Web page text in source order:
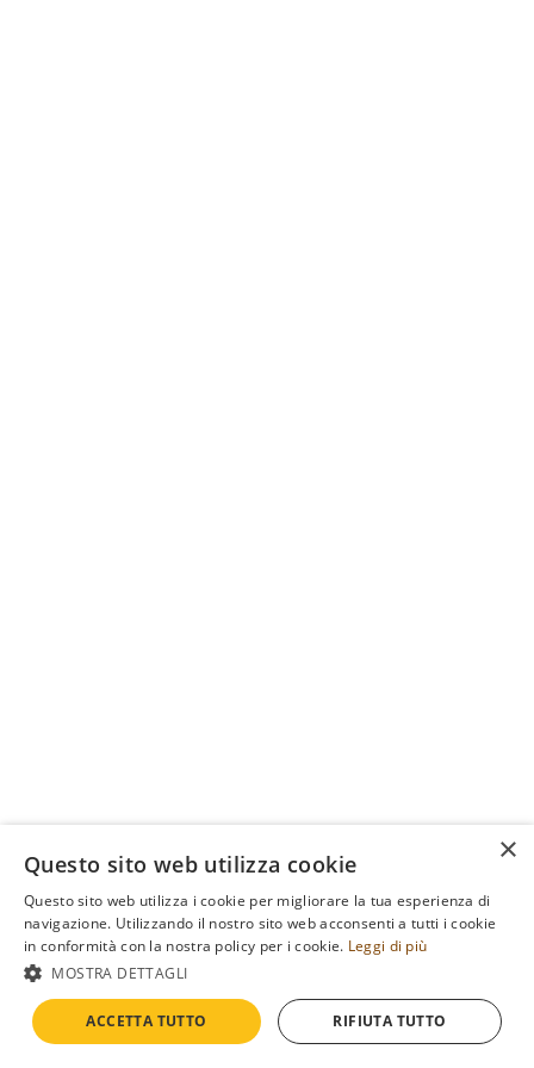
×
Questo sito web utilizza cookie
Questo sito web utilizza i cookie per migliorare la tua esperienza di
navigazione. Utilizzando il nostro sito web acconsenti a tutti i cookie
in conformità con la nostra policy per i cookie. Leggi di più
MOSTRA DETTAGLI
ACCETTA TUTTO RIFIUTA TUTTO